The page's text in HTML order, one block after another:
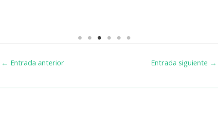
← Entrada anterior Entrada siguiente →